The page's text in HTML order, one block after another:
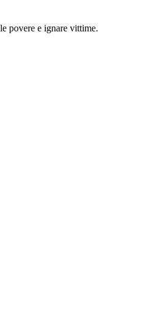
povere e ignare vittime.